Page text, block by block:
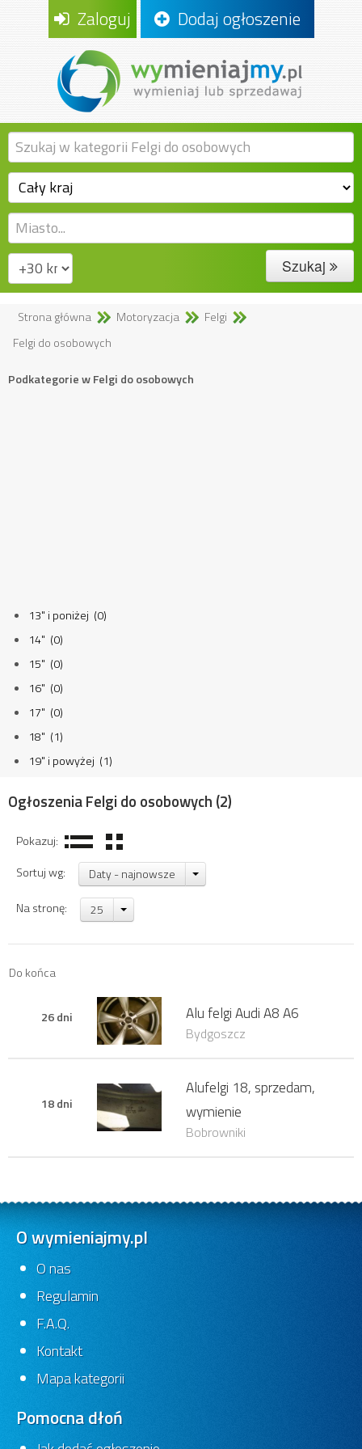
Zaloguj Dodaj ogłoszenie
Szukaj
Strona główna Motoryzacja
Felgi
Felgi do osobowych
Podkategorie w Felgi do osobowych
13" i poniżej (0)
14" (0)
15" (0)
16" (0)
17" (0)
18" (1)
19" i powyżej (1)
Ogłoszenia Felgi do osobowych (2)
Pokazuj:
Sortuj wg:
Daty - najnowsze
Na stronę: 25
Do końca
26 dni Alu felgi Audi A8 A6
Bydgoszcz
18 dni
Alufelgi 18, sprzedam,
wymienie
Bobrowniki
O wymieniajmy.pl
O nas
Regulamin
F.A.Q.
Kontakt
Mapa kategorii
Pomocna dłoń